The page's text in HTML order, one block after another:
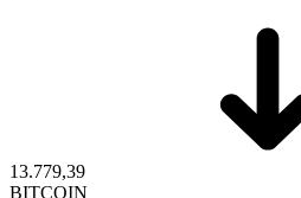
13.779,39
BITCOIN